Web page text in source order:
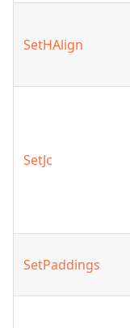
SetHAlign
SetJc
SetPaddings